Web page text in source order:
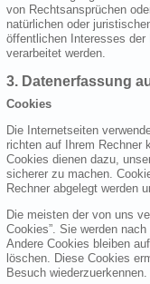
von Rechtsansprüchen
natürlichen oder
öffentlichen Interesses der
verarbeitet werden.
3. Datenerfassung
Cookies
Die Internetseiten
richten auf Ihrem Rechner
Cookies dienen dazu,
sicherer zu machen.
Rechner abgelegt werden
Die meisten der von uns
Cookies”. Sie werden
Andere Cookies bleiben
löschen. Diese Cookies
Besuch wiederzuerkennen.